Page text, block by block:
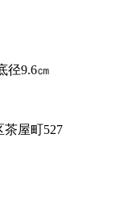
9.6㎝
屋町527